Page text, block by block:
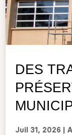
DES
Juil 31, 2026